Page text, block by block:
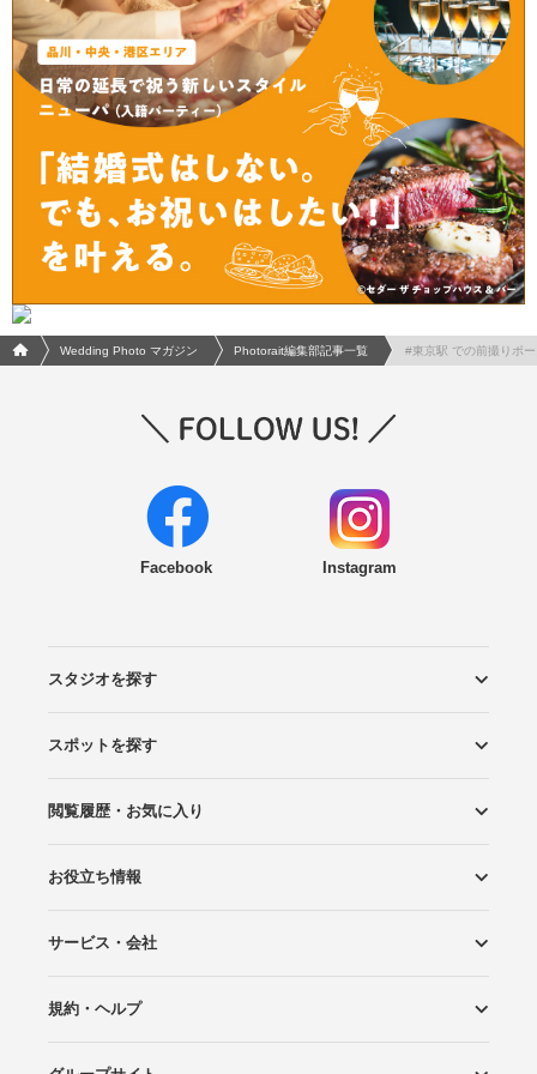
フォトウエディング/結婚写真のPhotorait ホーム
Wedding Photo マガジン Photorait編集部記事一覧 #東京駅 での前撮りポ
Facebook Instagram
スタジオを探す
エリアから探す
こだわりから探す
NEW PHOTO STYLE
プランから探す
フォトタイプ診断
フォトグラファーから探す
国内リゾートから探す
スポットを探す
ロケーションから探す
スタジオから探す
閲覧履歴・お気に入り
閲覧スタジオ
お気に入り
お役立ち情報
Wedding Photo マガジン
はじめてガイド
サービス・会社
Photoraitとは
スタジオの掲載について
お問い合わせ
運営会社
サイトマップ
規約・ヘルプ